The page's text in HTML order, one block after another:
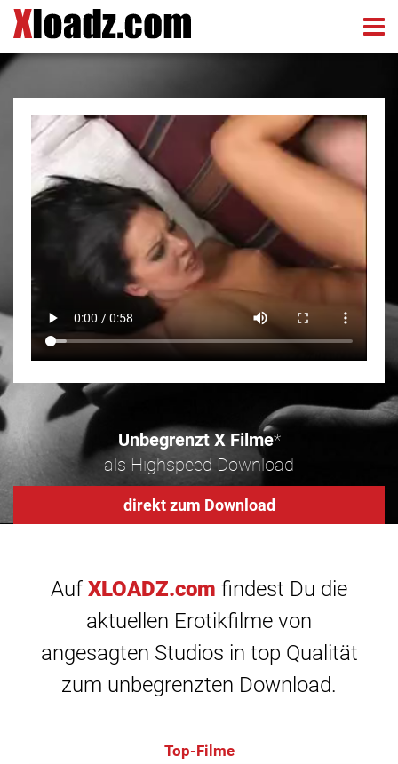
Unbegrenzt X Filme*
als Highspeed Download
direkt zum Download
Auf XLOADZ.com findest Du die
aktuellen Erotikfilme von
angesagten Studios in top Qualität
zum unbegrenzten Download.
Top-Filme